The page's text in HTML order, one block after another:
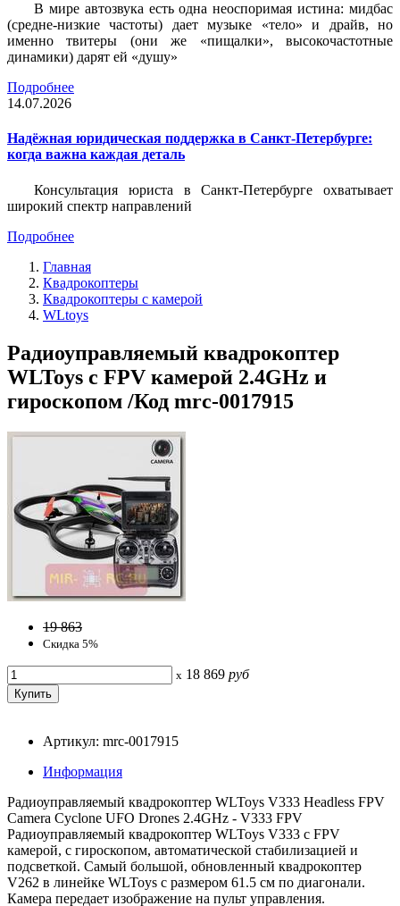
В мире автозвука есть одна неоспоримая истина: мидбас
(средне-низкие частоты) дает музыке «тело» и драйв, но
именно твитеры (они же «пищалки», высокочастотные
динамики) дарят ей «душу»
Подробнее
14.07.2026
Надёжная юридическая поддержка в Санкт-Петербурге:
когда важна каждая деталь
Консультация юриста в Санкт-Петербурге охватывает
широкий спектр направлений
Подробнее
Главная
Квадрокоптеры
Квадрокоптеры с камерой
WLtoys
Радиоуправляемый квадрокоптер
WLToys с FPV камерой 2.4GHz и
гироскопом /Код mrc-0017915
19 863
Скидка 5%
x 18 869 руб
Артикул: mrc-0017915
Информация
Радиоуправляемый квадрокоптер WLToys V333 Headless FPV
Camera Cyclone UFO Drones 2.4GHz - V333 FPV
Радиоуправляемый квадрокоптер WLToys V333 с FPV
камерой, с гироскопом, автоматической стабилизацией и
подсветкой. Самый большой, обновленный квадрокоптер
V262 в линейке WLToys с размером 61.5 см по диагонали.
Камера передает изображение на пульт управления.